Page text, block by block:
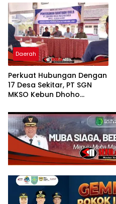
Grace Natalie Sagala
Daerah
Perkuat Hubungan Dengan
17 Desa Sekitar, PT SGN
MKSO Kebun Dhoho
Gula